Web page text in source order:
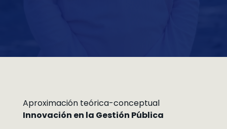
Aproximación teórica-conceptual
Innovación en la Gestión Pública